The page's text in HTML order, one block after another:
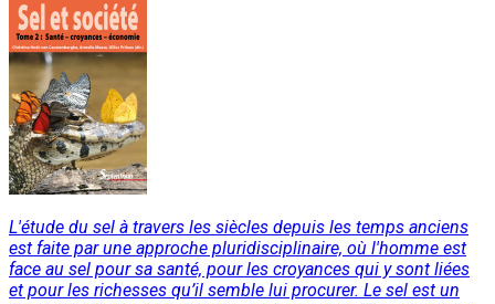
L'étude du sel à travers les siècles depuis les temps anciens
est faite par une approche pluridisciplinaire, où l'homme est
face au sel pour sa santé, pour les croyances qui y sont liées
et pour les richesses qu’il semble lui procurer. Le sel est un